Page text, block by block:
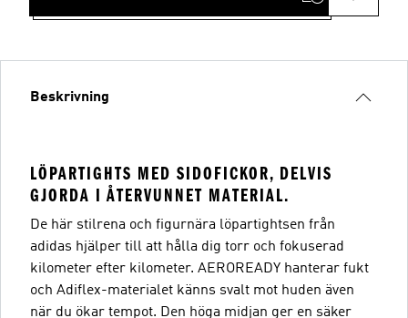
Beskrivning
LÖPARTIGHTS MED SIDOFICKOR, DELVIS
GJORDA I ÅTERVUNNET MATERIAL.
De här stilrena och figurnära löpartightsen från
adidas hjälper till att hålla dig torr och fokuserad
kilometer efter kilometer. AEROREADY hanterar fukt
och Adiflex-materialet känns svalt mot huden även
när du ökar tempot. Den höga midjan ger en säker